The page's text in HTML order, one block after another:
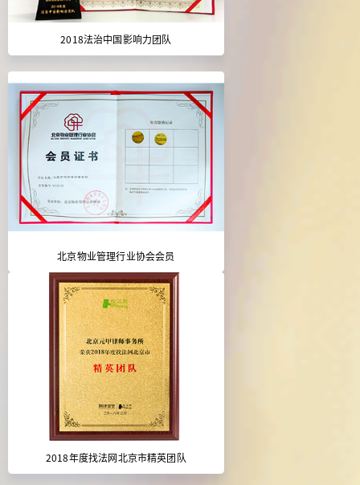
2018法治中国影响力团队
北京物业管理行业协会会员
2018年度找法网北京市精英团队